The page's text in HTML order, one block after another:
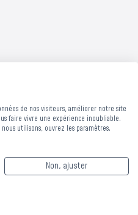
BOIS
x 39 x
de nos visiteurs, améliorer notre site
faire vivre une expérience inoubliable.
utilisons, ouvrez les paramètres.
Non, ajuster